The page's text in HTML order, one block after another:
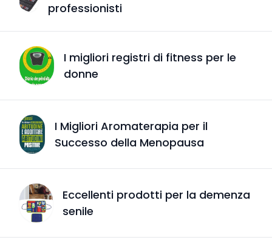
professionisti
I migliori registri di fitness per le
donne
I Migliori Aromaterapia per il
Successo della Menopausa
Eccellenti prodotti per la demenza
senile